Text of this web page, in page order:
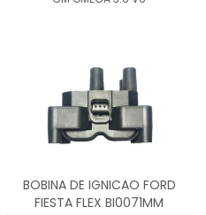
BOBINA DE IGNICAO FORD
FIESTA FLEX BI0071MM